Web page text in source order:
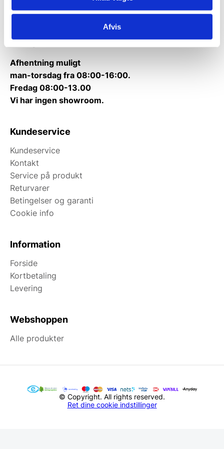
Afvis
Kontakt@wallshop.dk
Mandag til torsdag: 10:00 – 14:00.
Fredag: Telefonlukket.
Afhentning muligt
man-torsdag fra 08:00-16:00.
Fredag 08:00-13.00
Vi har ingen showroom.
Kundeservice
Kundeservice
Kontakt
Service på produkt
Returvarer
Betingelser og garanti
Cookie info
Information
Forside
Kortbetaling
Levering
Webshoppen
Alle produkter
© Copyright. All rights reserved.
Ret dine cookie indstillinger